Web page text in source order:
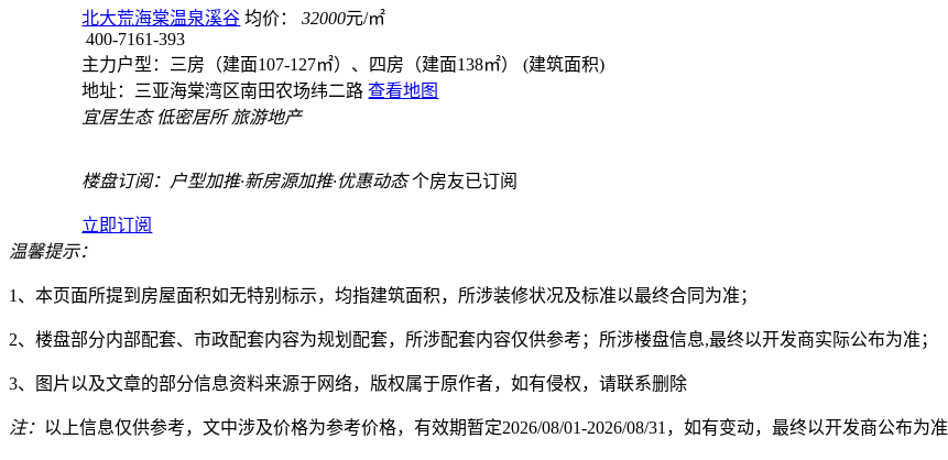
北大荒海棠温泉溪谷 均价：32000元/㎡
400-7161-393
主力户型：三房（建面107-127㎡）、四房（建面138㎡） (建筑面积)
地址：三亚海棠湾区南田农场纬二路 查看地图
宜居生态 低密居所 旅游地产
楼盘订阅：户型加推·新房源加推·优惠动态 个房友已订阅
立即订阅
温馨提示：
1、本页面所提到房屋面积如无特别标示，均指建筑面积，所涉装修状况及标准以最终合同为准；
2、楼盘部分内部配套、市政配套内容为规划配套，所涉配套内容仅供参考；所涉楼盘信息,最终以开发商实际公布为准；
3、图片以及文章的部分信息资料来源于网络，版权属于原作者，如有侵权，请联系删除
注： 以上信息仅供参考，文中涉及价格为参考价格，有效期暂定2026/08/01-2026/08/31，如有变动，最终以开发商公布为准